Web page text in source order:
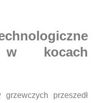
kocach
przeszedł